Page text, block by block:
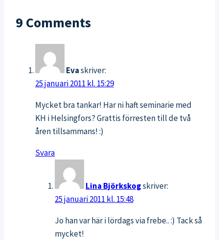
9 Comments
Evaskriver:
25 januari 2011 kl. 15:29
Mycket bra tankar! Har ni haft seminarie med
KH i Helsingfors? Grattis förresten till de två
åren tillsammans! :)
Svara
Lina Björkskogskriver:
25 januari 2011 kl. 15:48
Jo han var här i lördags via frebe.. :) Tack så
mycket!